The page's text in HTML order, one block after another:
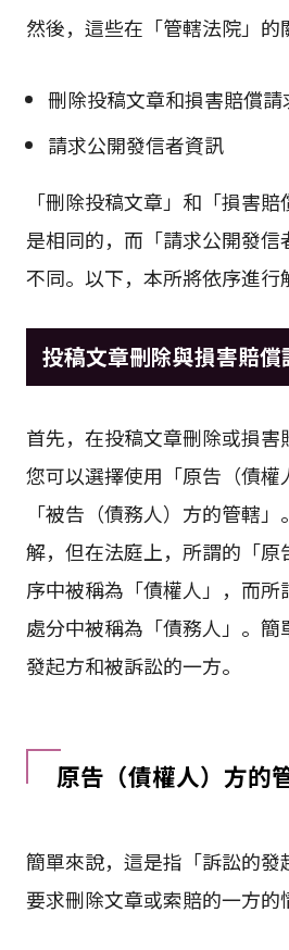
然後，這些在「管轄法院」的
刪除投稿文章和損害賠償請
請求公開發信者資訊
「刪除投稿文章」和「損害
是相同的，而「請求公開發
不同。以下，本所將依序進行
投稿文章刪除與損害賠
首先，在投稿文章刪除或損害
您可以選擇使用「原告（債權
「被告（債務人）方的管轄
解，但在法庭上，所謂的「原
序中被稱為「債權人」，而
處分中被稱為「債務人」。
發起方和被訴訟的一方。
原告（債權人）方的
簡單來說，這是指「訴訟的
要求刪除文章或索賠的一方的